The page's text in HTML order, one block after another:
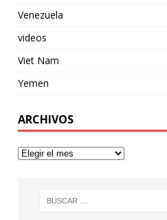
Venezuela
videos
Viet Nam
Yemen
ARCHIVOS